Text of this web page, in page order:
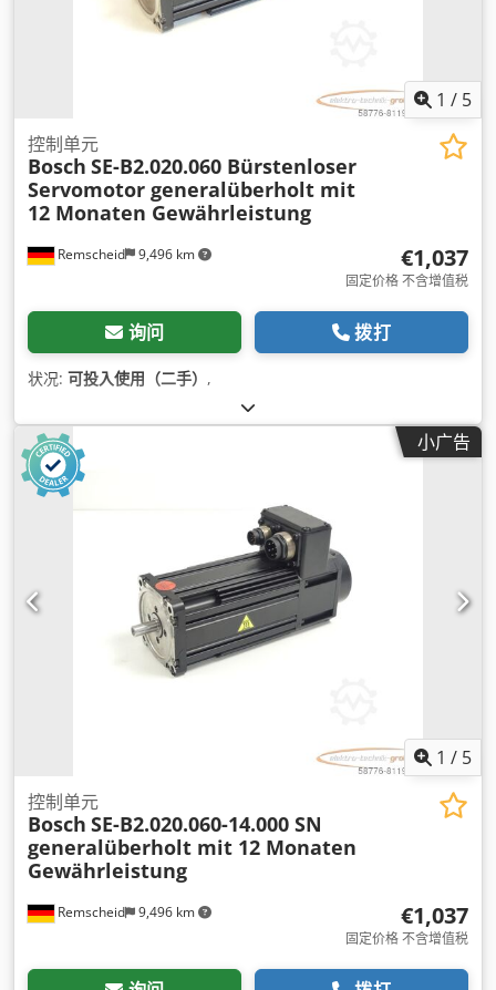
1 / 5
Remscheid 9,496 km
控制单元
Bosch SE-B2.020.060 Bürstenloser
Servomotor generalüberholt mit
12 Monaten Gewährleistung
€1,037
固定价格 不含增值税
询问 拨打
状况: 可投入使用（二手） ,
小广告
1 / 5
Remscheid 9,496 km
控制单元
Bosch SE-B2.020.060-14.000 SN
generalüberholt mit 12 Monaten
Gewährleistung
€1,037
固定价格 不含增值税